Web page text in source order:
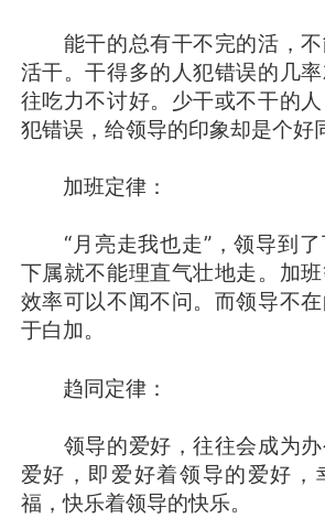
能干的总有干不完的活，不
活干。干得多的人犯错误的几
往吃力不讨好。少干或不干的
犯错误，给领导的印象却是个好
加班定律：
“月亮走我也走”，领导到了
下属就不能理直气壮地走。加
效率可以不闻不问。而领导不
于白加。
趋同定律：
领导的爱好，往往会成为办
爱好，即爱好着领导的爱好，
福，快乐着领导的快乐。